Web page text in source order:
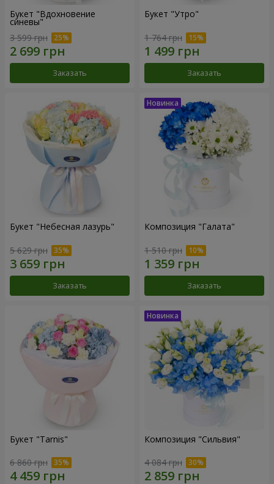
Букет "Вдохновение
синевы"
3 599 грн
Заказать
Букет "Утро"
1 764 грн
Заказать
Букет "Небесная лазурь"
5 629 грн
Заказать
Композиция "Галата"
1 510 грн
Заказать
Букет "Tarnis"
6 860 грн
Композиция "Сильвия"
4 084 грн